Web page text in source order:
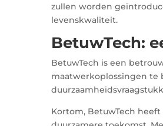
zullen worden
levenskwaliteit.
BetuwTech:
BetuwTech is een
maatwerkoplossingen te
Kortom, BetuwTech